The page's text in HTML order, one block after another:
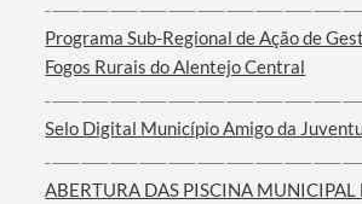
Filtros
Programa Sub-Regional de Ação de
Fogos Rurais do Alentejo Central
Selo Digital Município Amigo da
ABERTURA DAS PISCINA MUNICIPAL